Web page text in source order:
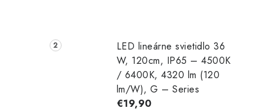
LED lineárne svietidlo 36
W, 120cm, IP65 – 4500K
/ 6400K, 4320 lm (120
lm/W), G – Series
€19,90